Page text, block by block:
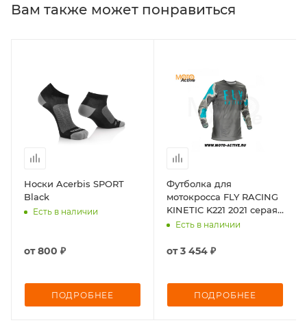
Вам также может понравиться
Носки Acerbis SPORT
Black
Есть в наличии
от800 ₽
ПОДРОБНЕЕ
Футболка для
мотокросса FLY RACING
KINETIC K221 2021 серая/
синяя
Есть в наличии
от3 454 ₽
ПОДРОБНЕЕ